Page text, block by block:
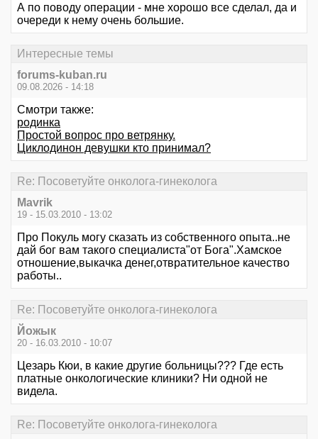
А по поводу операции - мне хорошо все сделал, да и
очереди к нему очень большие.
Интересные темы
forums-kuban.ru
09.08.2026 - 14:18
Смотри также:
родинка
Простой вопрос про ветрянку.
Циклодинон девушки кто принимал?
Re: Посоветуйте онколога-гинеколога
Mavrik
19 - 15.03.2010 - 13:02
Про Покуль могу сказать из собственного опыта..не
дай бог вам такого специалиста"от Бога".Хамское
отношение,выкачка денег,отвратительное качество
работы..
Re: Посоветуйте онколога-гинеколога
Йожык
20 - 16.03.2010 - 10:07
Цезарь Кюи, в какие другие больницы??? Где есть
платные онкологические клиники? Ни одной не
видела.
Re: Посоветуйте онколога-гинеколога